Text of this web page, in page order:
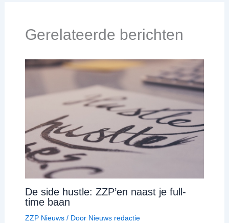
Gerelateerde berichten
De side hustle: ZZP’en naast je full-
time baan
ZZP Nieuws/ Door Nieuws redactie